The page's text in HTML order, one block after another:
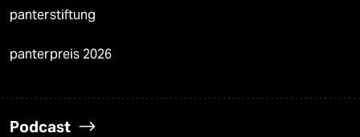
panterstiftung
panterpreis 2026
Podcast